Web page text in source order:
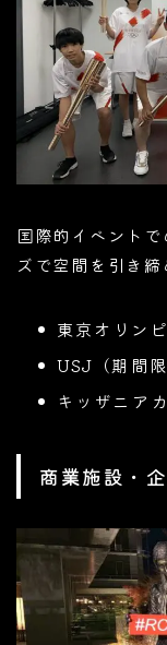
国際的イベント
ズで空間を引き締
東京オリン
USJ（期間
キッザニア
商業施設・